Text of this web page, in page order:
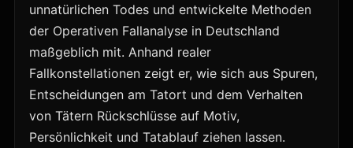
unnatürlichen Todes und entwickelte Methoden
der Operativen Fallanalyse in Deutschland
maßgeblich mit. Anhand realer
Fallkonstellationen zeigt er, wie sich aus Spuren,
Entscheidungen am Tatort und dem Verhalten
von Tätern Rückschlüsse auf Motiv,
Persönlichkeit und Tatablauf ziehen lassen.